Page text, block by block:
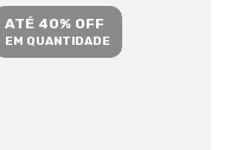
ATÉ 40% OFF
EM QUANTIDADE